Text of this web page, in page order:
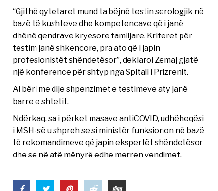
“Gjithë qytetaret mund ta bëjnë testin serologjik në
bazë të kushteve dhe kompetencave që i janë
dhënë qendrave kryesore familjare. Kriteret për
testim janë shkencore, pra ato që i japin
profesionistët shëndetësor”, deklaroi Zemaj gjatë
një konference për shtyp nga Spitali i Prizrenit.
Ai bëri me dije shpenzimet e testimeve aty janë
barre e shtetit.
Ndërkaq, sa i përket masave antiCOVID, udhëheqësi
i MSH-së u shpreh se si ministër funksionon në bazë
të rekomandimeve që japin ekspertët shëndetësor
dhe se në atë mënyrë edhe merren vendimet.